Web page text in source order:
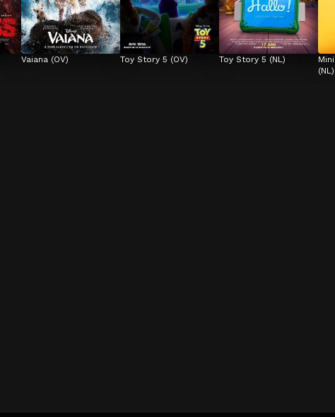
Vaiana (OV) Toy Story 5 (OV) Toy Story 5 (NL)
(NL)